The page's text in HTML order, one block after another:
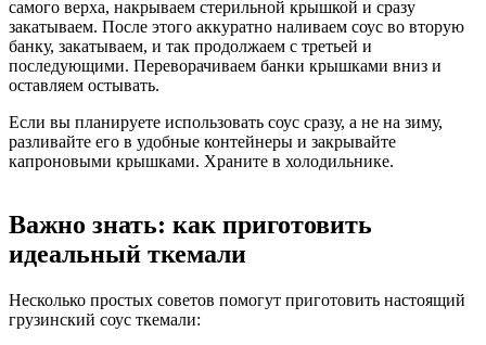
самого верха, накрываем стерильной крышкой и сразу
закатываем. После этого аккуратно наливаем соус во вторую
банку, закатываем, и так продолжаем с третьей и
последующими. Переворачиваем банки крышками вниз и
оставляем остывать.
Если вы планируете использовать соус сразу, а не на зиму,
разливайте его в удобные контейнеры и закрывайте
капроновыми крышками. Храните в холодильнике.
Важно знать: как приготовить
идеальный ткемали
Несколько простых советов помогут приготовить настоящий
грузинский соус ткемали: